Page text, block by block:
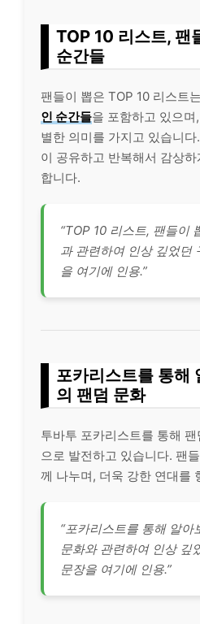
TOP 10 리스트, 팬
순간들
팬들이 뽑은 TOP 10 리스트
인 순간들을 포함하고 있으
별한 의미를 가지고 있습니
이 공유하고 반복해서 감상
합니다.
“TOP 10 리스트, 팬들이
과 관련하여 인상 깊었던
을 여기에 인용.”
포카리스트를 통해
의 팬덤 문화
투바투 포카리스트를 통해 팬
으로 발전하고 있습니다. 팬
께 나누며, 더욱 강한 연대를
“포카리스트를 통해 알아
문화와 관련하여 인상 깊
문장을 여기에 인용.”